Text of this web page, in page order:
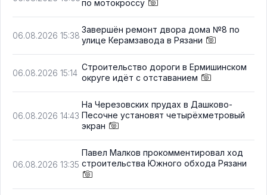
по мотокроссу
06.08.2026 15:38
Завершён ремонт двора дома №8 по
улице Керамзавода в Рязани
06.08.2026 15:14
Строительство дороги в Ермишинском
округе идёт с отставанием
06.08.2026 14:43
На Черезовских прудах в Дашково-
Песочне установят четырёхметровый
экран
06.08.2026 13:35
Павел Малков прокомментировал ход
строительства Южного обхода Рязани